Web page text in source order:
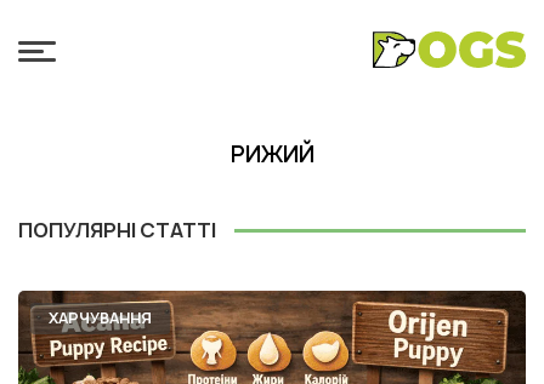
РИЖИЙ
ПОПУЛЯРНІ СТАТТІ
ХАРЧУВАННЯ